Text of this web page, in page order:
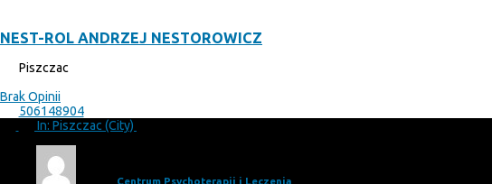
NEST-ROL ANDRZEJ NESTOROWICZ
Piszczac
Brak Opinii
506148904
In: Piszczac (City)
Centrum Psychoterapii i Leczenia